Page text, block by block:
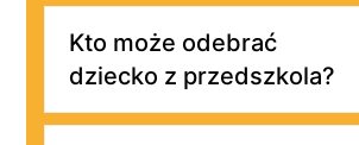
Kto może odebrać
dziecko z przedszkola?